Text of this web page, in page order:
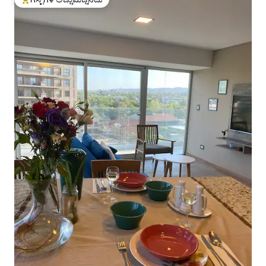
ಗೆಸ್ಟ್‌ಗಳಿಗೆ ಅತಿ ಹೆಚ್ಚು ಅಚ್ಚುಮೆಚ್ಚಿನದು